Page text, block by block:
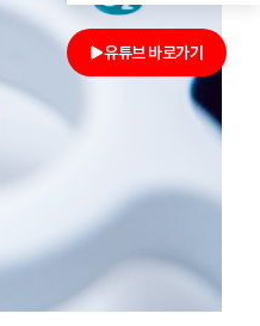
유튜브 바로가기